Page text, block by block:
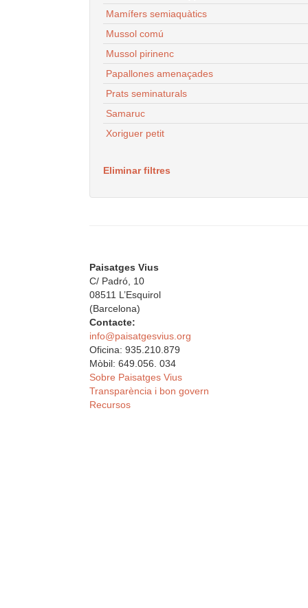
Mamífers semiaquàtics
Mussol comú
Mussol pirinenc
Papallones amenaçades
Prats seminaturals
Samaruc
Xoriguer petit
Eliminar filtres
Paisatges Vius
C/ Padró, 10
08511 L’Esquirol
(Barcelona)
Contacte:
info@paisatgesvius.org
Oficina: 935.210.879
Mòbil: 649.056. 034
Sobre Paisatges Vius
Transparència i bon govern
Recursos